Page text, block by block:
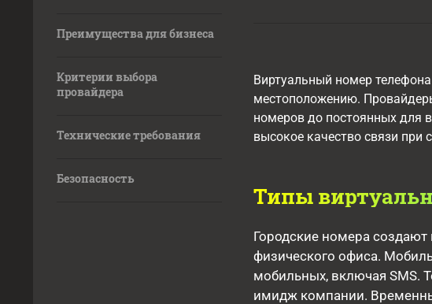
Преимущества для бизнеса
Критерии выбора
провайдера
Технические требования
Безопасность
Виртуальный номер
местоположению.
номеров до постоянных для
высокое качество связи при
Типы
Городские номера создают
физического офиса.
мобильных, включая SMS.
имидж компании.